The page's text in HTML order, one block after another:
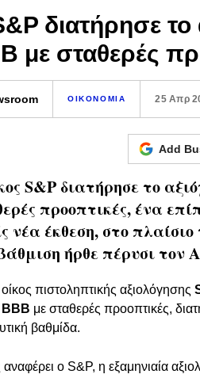
διατήρησε
με σταθερές
ΟΙΚΟΝΟΜΙΑ 25 Απρ
Add
S&P διατήρησε το
προοπτικές, ένα
νέα έκθεση, στο
ήρθε πέρυσι τον
οίκος πιστοληπτικής αξιολόγησης
BBB με σταθερές προοπτικές,
βαθμίδα.
ο S&P, η εξαμηνιαία